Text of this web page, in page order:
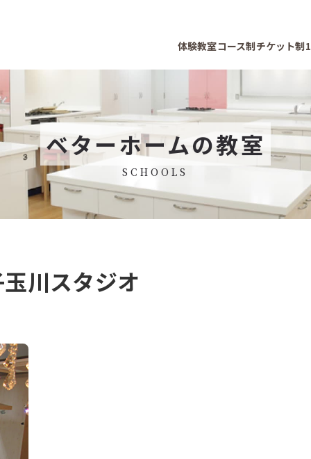
体験教室コース制チケット制
ベターホームの教室
SCHOOLS
川スタジオ